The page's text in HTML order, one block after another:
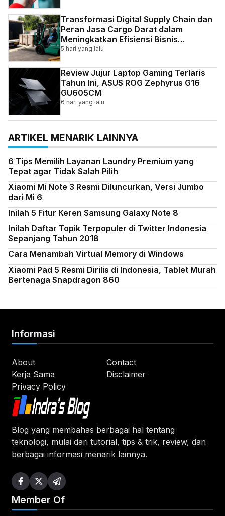
Transformasi Digital Supply Chain dan
Peran Jasa Cargo Darat dalam
Meningkatkan Efisiensi Bisnis
Indonesia
5 hari yang lalu
Review Jujur Laptop Gaming Terlaris
Tahun Ini, ASUS ROG Zephyrus G16
GU605CM
6 hari yang lalu
ARTIKEL MENARIK LAINNYA
6 Tips Memilih Layanan Laundry Premium yang
Tepat agar Tidak Salah Pilih
Xiaomi Mi Note 3 Resmi Diluncurkan, Versi Jumbo
dari Mi 6
Inilah 5 Fitur Keren Samsung Galaxy Note 8
Inilah Daftar Topik Terpopuler di Twitter Indonesia
Sepanjang Tahun 2018
Cara Menambah Virtual Memory di Windows
Xiaomi Pad 5 Resmi Dirilis di Indonesia, Tablet Murah
Bertenaga Snapdragon 860
Blog yang membahas berbagai hal tentang
teknologi, mulai dari tutorial, tips & trik, review, dan
berbagai informasi menarik lainnya.
Informasi
About
Contact
Kerja Sama
Disclaimer
Privacy Policy
Member Of